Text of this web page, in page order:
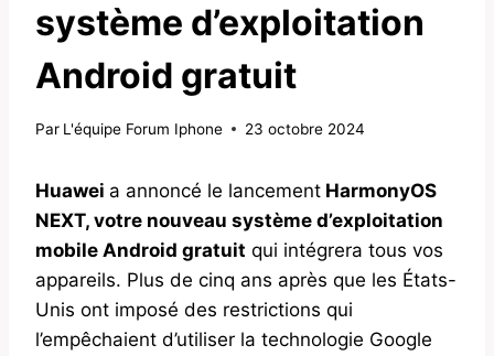
système d’exploitation
Android gratuit
Par L'équipe Forum Iphone 23 octobre 2024
Huawei a annoncé le lancement HarmonyOS
NEXT, votre nouveau système d’exploitation
mobile Android gratuit qui intégrera tous vos
appareils. Plus de cinq ans après que les États-
Unis ont imposé des restrictions qui
l’empêchaient d’utiliser la technologie Google